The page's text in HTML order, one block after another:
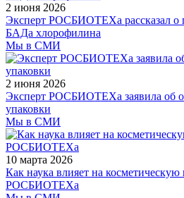
2 июня 2026
Эксперт РОСБИОТЕХа рассказал о
БАДа хлорофилина
Мы в СМИ
2 июня 2026
Эксперт РОСБИОТЕХа заявила об
упаковки
Мы в СМИ
10 марта 2026
Как наука влияет на
РОСБИОТЕХа